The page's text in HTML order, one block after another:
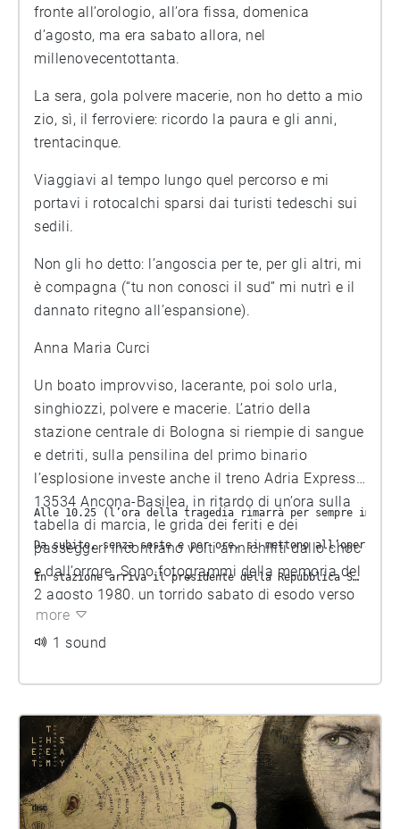
fronte all’orologio, all’ora fissa, domenica
d’agosto, ma era sabato allora, nel
millenovecentottanta.
La sera, gola polvere macerie, non ho detto a mio
zio, sì, il ferroviere: ricordo la paura e gli anni,
trentacinque.
Viaggiavi al tempo lungo quel percorso e mi
portavi i rotocalchi sparsi dai turisti tedeschi sui
sedili.
Non gli ho detto: l’angoscia per te, per gli altri, mi
è compagna (“tu non conosci il sud” mi nutrì e il
dannato ritegno all’espansione).
Anna Maria Curci
Un boato improvviso, lacerante, poi solo urla,
singhiozzi, polvere e macerie. L’atrio della
stazione centrale di Bologna si riempie di sangue
e detriti, sulla pensilina del primo binario
l’esplosione investe anche il treno Adria Express
13534 Ancona-Basilea, in ritardo di un’ora sulla
tabella di marcia, le grida dei feriti e dei
passeggeri incontrano volti annichiliti dallo choc
e dall’orrore. Sono fotogrammi della memoria del
2 agosto 1980, un torrido sabato di esodo verso
le vacanze.
Alle 10.25 (l’ora della tragedia rimarrà per sempre
Da subito, senza soste e per ore, si mettono all’opera
In stazione arriva il presidente della Repubblica Sandro
Il giorno dei funerali, il sindaco Renato Zangheri
more
1 sound